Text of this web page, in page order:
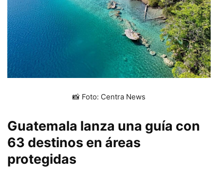
📸 Foto: Centra News
Guatemala lanza una guía con
63 destinos en áreas
protegidas